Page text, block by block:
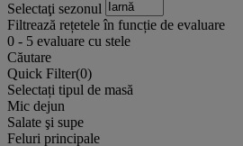
Selectaţi sezonul
Filtrează rețetele în funcție de evaluare
0 - 5 evaluare cu stele
Căutare
Quick Filter(0)
Selectați tipul de masă
Mic dejun
Salate şi supe
Feluri principale